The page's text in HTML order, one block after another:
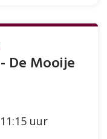
De Mooije
uur